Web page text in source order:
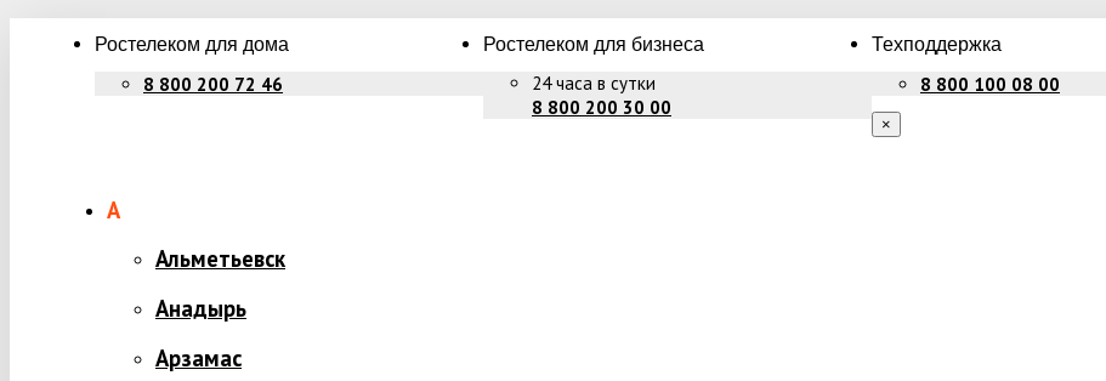
Ростелеком для дома
8 800 200 72 46
Ростелеком для бизнеса
24 часа в сутки
8 800 200 30 00
Техподдержка
8 800 100 08 00
×
А
Альметьевск
Анадырь
Арзамас